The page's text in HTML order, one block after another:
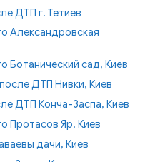
ДТП г. Тетиев
Александровская
Ботанический сад, Киев
ДТП Нивки, Киев
ДТП Конча-Заспа, Киев
Протасов Яр, Киев
дачи, Киев